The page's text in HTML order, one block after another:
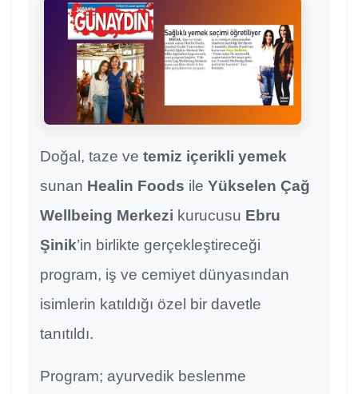
Doğal, taze ve temiz içerikli yemek
sunan Healin Foods ile Yükselen Çağ
Wellbeing Merkezi kurucusu Ebru
Şinik’in birlikte gerçekleştireceği
program, iş ve cemiyet dünyasından
isimlerin katıldığı özel bir davetle
tanıtıldı.
Program; ayurvedik beslenme